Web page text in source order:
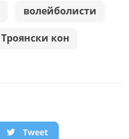
волейболисти
Троянски кон
Tweet